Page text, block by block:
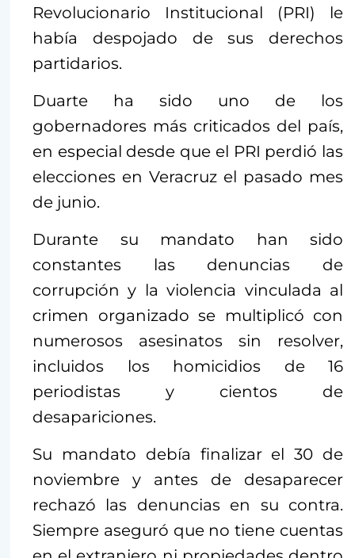
Revolucionario Institucional (PRI) le
había despojado de sus derechos
partidarios.
Duarte ha sido uno de los
gobernadores más criticados del país,
en especial desde que el PRI perdió las
elecciones en Veracruz el pasado mes
de junio.
Durante su mandato han sido
constantes las denuncias de
corrupción y la violencia vinculada al
crimen organizado se multiplicó con
numerosos asesinatos sin resolver,
incluidos los homicidios de 16
periodistas y cientos de
desapariciones.
Su mandato debía finalizar el 30 de
noviembre y antes de desaparecer
rechazó las denuncias en su contra.
Siempre aseguró que no tiene cuentas